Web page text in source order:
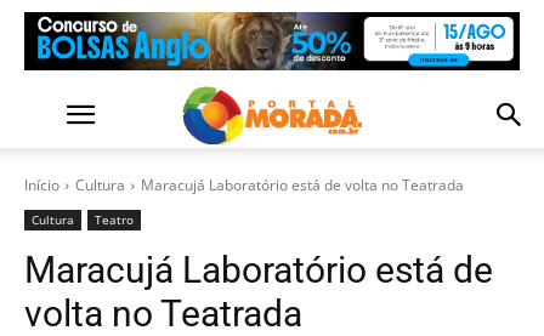
Início Cultura Maracujá Laboratório está de volta no Teatrada
Cultura Teatro
Maracujá Laboratório está de
volta no Teatrada